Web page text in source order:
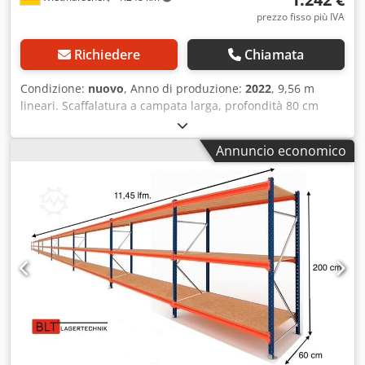
progetti, dalla pianificazione e dall'ordinazioneprezzo fisso più IVA
Richiedere Chiamata
Condizione: nuovo, Anno di produzione: 2022, 9,56 m
lineari. Scaffalatura a campata larga, profondità 80 cm
Dati: - Altezza: ca. 200 cm - Profondità: ca. 80 cm -
Lunghezza: ca. 9,56 m lineari Offerta scaffale composta da:
- 06 x telai ca. 200 x 60 cm, smontati - 40 x travi ca. 185 cm
- 20 x ripiani ca. 184,5 x 79,5 cm - 40 x rinforzi inferiori (ca.
80 cm, zincati) - Inclusi spinotti di sicurezza - Modello: BLT,
Tipo WR20/80 - Portata: 400 kg per livello, con carico
uniformemente distribuito - Livelli: 4 piani di stoccaggio -
Pannelli in truciolare, naturale - Montanti blu - Prodotto
nuovo a magazzino - Altre quantità disponibili! Montaggio
preliminare dei telai disponibile, su richiesta, al costo
aggiuntivo di 6 €/netto ciascuno. La consegna è possibile
su richiesta, a costi contenuti. -- DISPONIBILE SUBITO IN
PIÙ UNITÀ -- Prezzo: 1242,00 € netto più IVA di legge
applicabile. Riceverete una fattura con IVA esposta.
Annuncio economico